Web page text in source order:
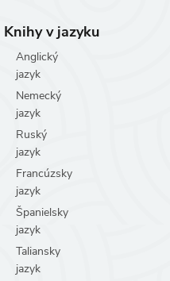
Knihy v jazyku
Anglický
jazyk
Nemecký
jazyk
Ruský
jazyk
Francúzsky
jazyk
Španielsky
jazyk
Taliansky
jazyk